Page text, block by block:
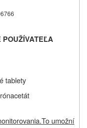
POUŽÍVATEĽA
tablety
To umožní